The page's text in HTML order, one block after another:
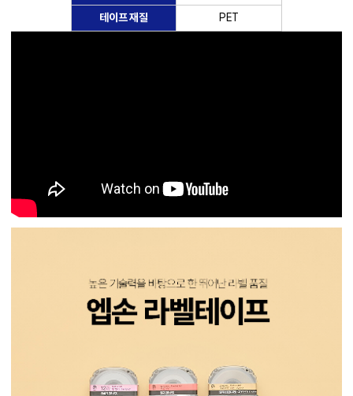
테이프 재질 PET